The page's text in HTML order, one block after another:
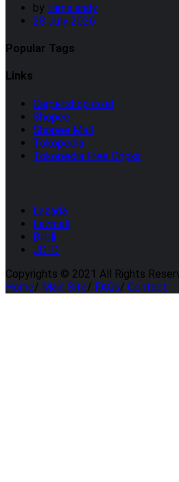
by tama andy
28 July 2026
Popular Tags
Links
Carpetshop.co.id
Shopee
Shopee Mall
Tokopedia
Tokopedia Free Ongkir
Lazada
Lazmall
Blibli
JD.ID
Copyrights © 2021 All Rights
Home/ Main Site/ FAQs/ Contact